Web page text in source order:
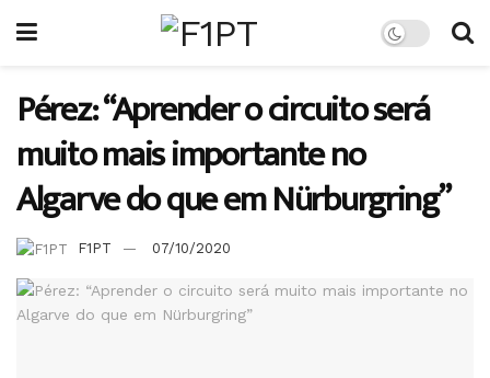
Pérez: “Aprender o circuito será
muito mais importante no
Algarve do que em Nürburgring”
F1PT 07/10/2020